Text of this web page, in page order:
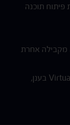
פיתוח תוכנה
היכרות עם וירטואליזציה (Virtual Machine בענן,